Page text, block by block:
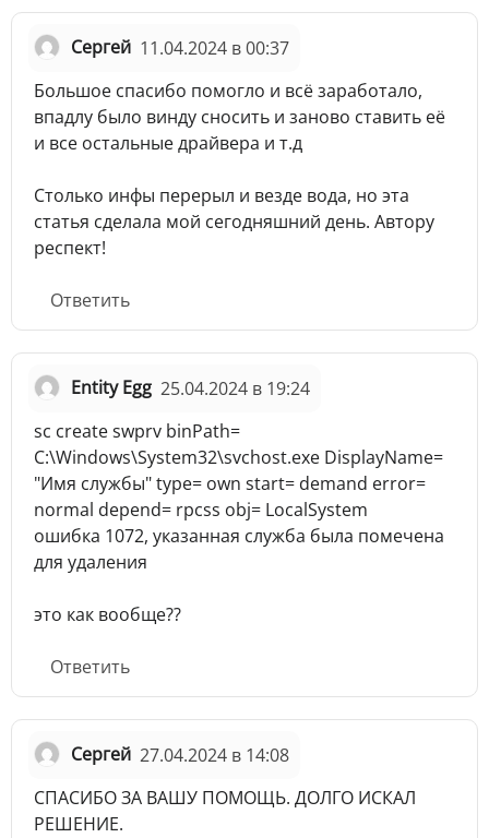
Сергей 11.04.2024 в 00:37
Большое спасибо помогло и всё заработало,
впадлу было винду сносить и заново ставить её
и все остальные драйвера и т.д
Столько инфы перерыл и везде вода, но эта
статья сделала мой сегодняшний день. Автору
респект!
Ответить
Entity Egg 25.04.2024 в 19:24
sc create swprv binPath=
C:\Windows\System32\svchost.exe DisplayName=
"Имя службы" type= own start= demand error=
normal depend= rpcss obj= LocalSystem
ошибка 1072, указанная служба была помечена
для удаления
это как вообще??
Ответить
Сергей 27.04.2024 в 14:08
СПАСИБО ЗА ВАШУ ПОМОЩЬ. ДОЛГО ИСКАЛ
РЕШЕНИЕ.